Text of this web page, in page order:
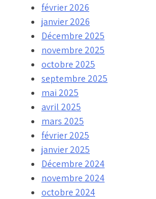
février 2026
janvier 2026
Décembre 2025
novembre 2025
octobre 2025
septembre 2025
mai 2025
avril 2025
mars 2025
février 2025
janvier 2025
Décembre 2024
novembre 2024
octobre 2024